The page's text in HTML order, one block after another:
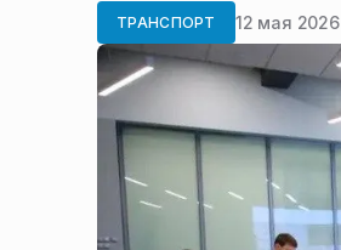
ТРАНСПОРТ 12 мая 2026